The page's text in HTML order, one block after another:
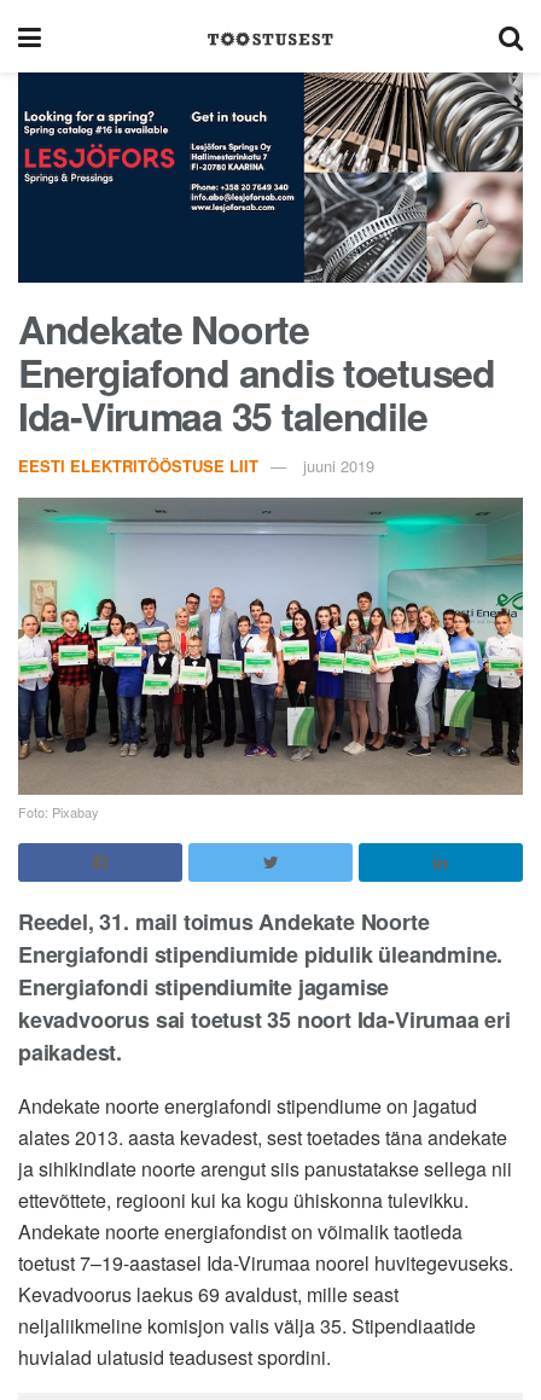
Andekate Noorte
Energiafond andis toetused
Ida-Virumaa 35 talendile
EESTI ELEKTRITÖÖSTUSE LIIT juuni 2019
Foto: Pixabay
Reedel, 31. mail toimus Andekate Noorte
Energiafondi stipendiumide pidulik üleandmine.
Energiafondi stipendiumite jagamise
kevadvoorus sai toetust 35 noort Ida-Virumaa eri
paikadest.
Andekate noorte energiafondi stipendiume on jagatud
alates 2013. aasta kevadest, sest toetades täna andekate
ja sihikindlate noorte arengut siis panustatakse sellega nii
ettevõttete, regiooni kui ka kogu ühiskonna tulevikku.
Andekate noorte energiafondist on võimalik taotleda
toetust 7–19-aastasel Ida-Virumaa noorel huvitegevuseks.
Kevadvoorus laekus 69 avaldust, mille seast
neljaliikmeline komisjon valis välja 35. Stipendiaatide
huvialad ulatusid teadusest spordini.